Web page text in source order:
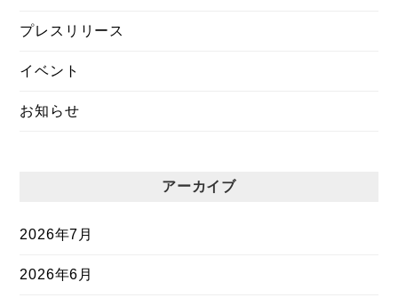
プレスリリース
イベント
お知らせ
アーカイブ
2026年7月
2026年6月